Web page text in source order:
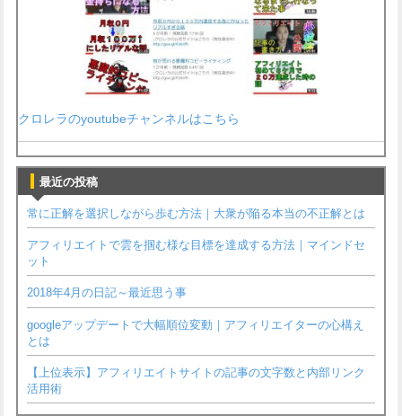
クロレラのyoutubeチャンネルはこちら
最近の投稿
常に正解を選択しながら歩む方法｜大衆が陥る本当の不正解とは
アフィリエイトで雲を掴む様な目標を達成する方法｜マインドセ
ット
2018年4月の日記～最近思う事
googleアップデートで大幅順位変動｜アフィリエイターの心構え
とは
【上位表示】アフィリエイトサイトの記事の文字数と内部リンク
活用術